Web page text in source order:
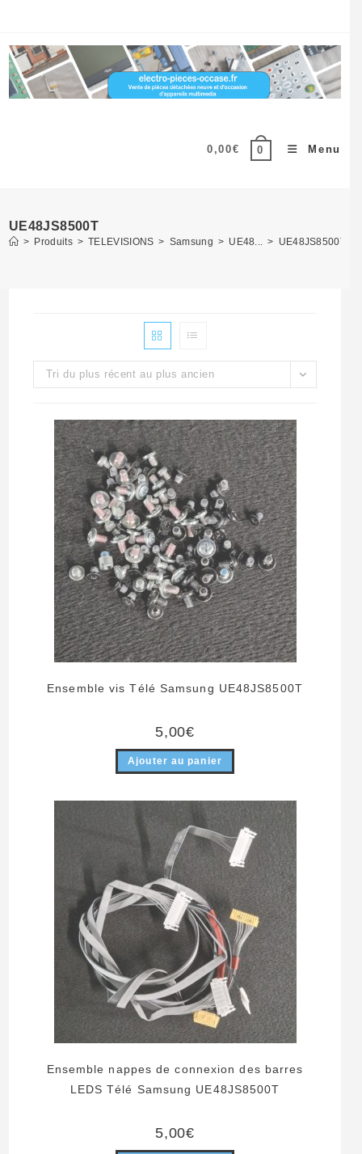
content
0,00€ 0 Menu
UE48JS8500T
> Produits > TELEVISIONS > Samsung > UE48... > UE48JS8500T
Tri du plus récent au plus ancien
Ensemble vis Télé Samsung UE48JS8500T
5,00€
Ajouter au panier
Ensemble nappes de connexion des barres
LEDS Télé Samsung UE48JS8500T
5,00€